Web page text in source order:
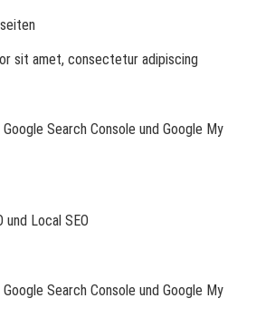
sit amet, consectetur adipiscing
Search Console und Google My
und Local SEO
Search Console und Google My